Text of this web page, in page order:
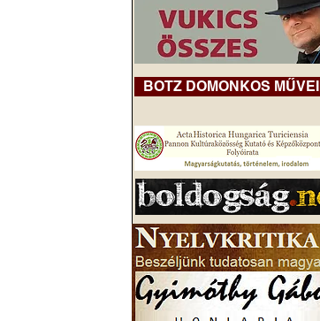
BOTZ DOMONKOS MŰVEI